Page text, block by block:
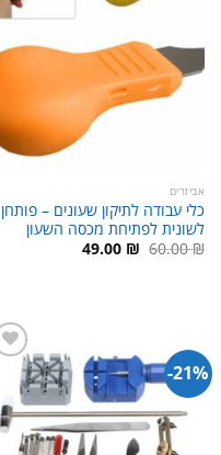
אביזרים
כלי עבודה לתיקון שעונים – פותחן
לשונית לפתיחת מכסה השעון
60.00₪ המחיר
המקורי
49.00 ₪ המחיר
21%-